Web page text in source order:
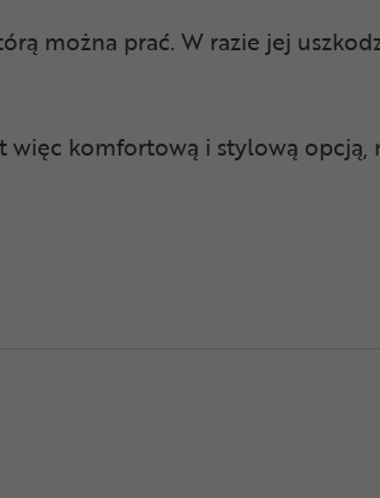
można prać. W razie jej
więc komfortową i stylową